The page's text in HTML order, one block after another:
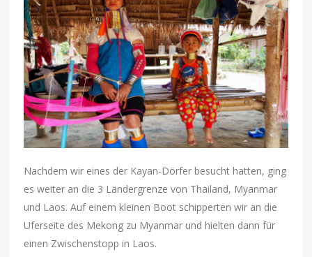
Nachdem wir eines der Kayan-Dörfer besucht hatten, ging
es weiter an die 3 Ländergrenze von Thailand, Myanmar
und Laos. Auf einem kleinen Boot schipperten wir an die
Uferseite des Mekong zu Myanmar und hielten dann für
einen Zwischenstopp in Laos.